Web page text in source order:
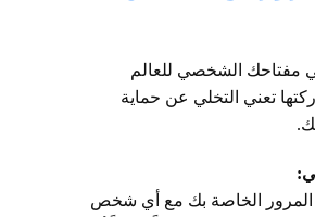
مفتاحك الشخصي للعالم
تعني التخلي عن حماية
المرور الخاصة بك مع أي شخص